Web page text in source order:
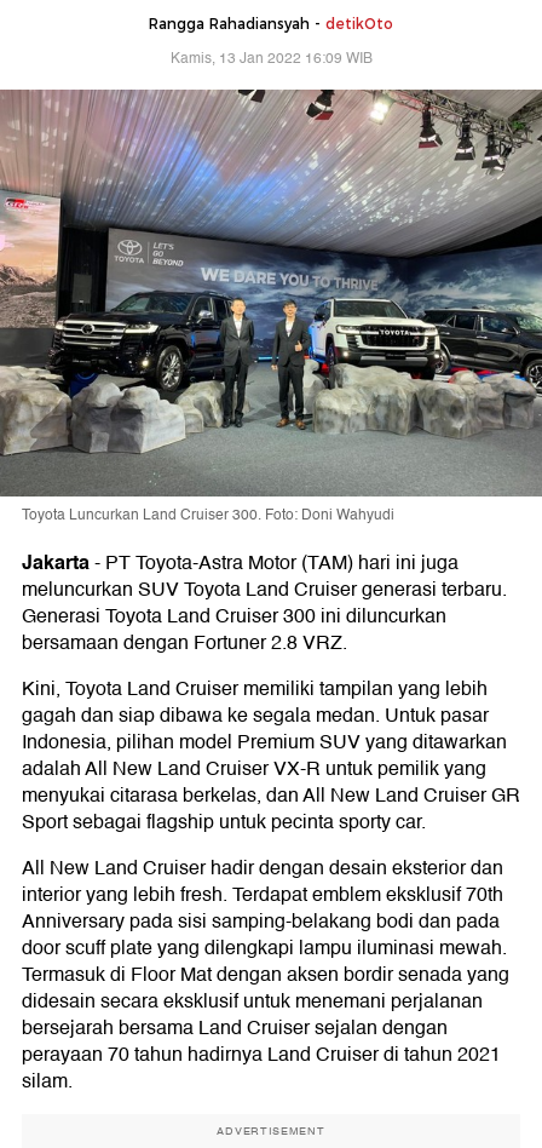
Rangga Rahadiansyah - detikOto
Kamis, 13 Jan 2022 16:09 WIB
Toyota Luncurkan Land Cruiser 300. Foto: Doni Wahyudi
Jakarta-PT Toyota-Astra Motor (TAM) hari ini juga
meluncurkan SUV Toyota Land Cruiser generasi terbaru.
Generasi Toyota Land Cruiser 300 ini diluncurkan
bersamaan dengan Fortuner 2.8 VRZ.
Kini, Toyota Land Cruiser memiliki tampilan yang lebih
gagah dan siap dibawa ke segala medan. Untuk pasar
Indonesia, pilihan model Premium SUV yang ditawarkan
adalah All New Land Cruiser VX-R untuk pemilik yang
menyukai citarasa berkelas, dan All New Land Cruiser GR
Sport sebagai flagship untuk pecinta sporty car.
All New Land Cruiser hadir dengan desain eksterior dan
interior yang lebih fresh. Terdapat emblem eksklusif 70th
Anniversary pada sisi samping-belakang bodi dan pada
door scuff plate yang dilengkapi lampu iluminasi mewah.
Termasuk di Floor Mat dengan aksen bordir senada yang
didesain secara eksklusif untuk menemani perjalanan
bersejarah bersama Land Cruiser sejalan dengan
perayaan 70 tahun hadirnya Land Cruiser di tahun 2021
silam.
ADVERTISEMENT